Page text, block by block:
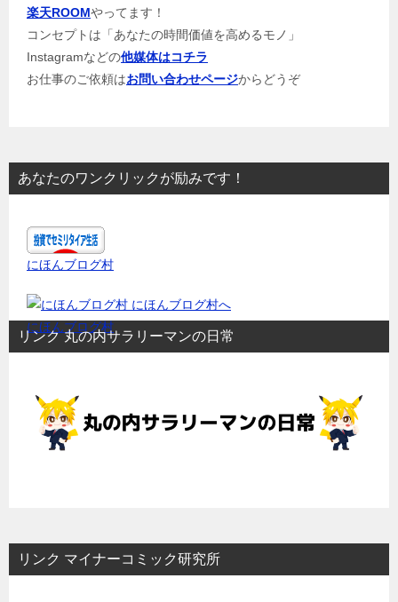
楽天ROOMやってます！
コンセプトは「あなたの時間価値を高めるモノ」
Instagramなどの他媒体はコチラ
お仕事のご依頼はお問い合わせページからどうぞ
あなたのワンクリックが励みです！
にほんブログ村
にほんブログ村
リンク 丸の内サラリーマンの日常
リンク マイナーコミック研究所